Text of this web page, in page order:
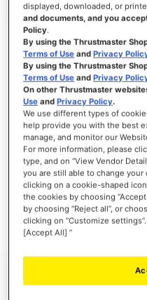
NIEUWE KLANTEN
Het aanmaken van een account heeft
één adres registreren, volgen van
displayed, downloaded, or
and documents, and you
Policy.
By using the Thrustmaster
Terms of Use andPrivacy
By using the Thrustmaster
Terms of Use andPrivacy
On other Thrustmaster
Use andPrivacy Policy.
We use different types of
help provide you with the best
manage, and monitor our
For more information, please
type, and on “View Vendor
you are still able to change
clicking on a cookie-shaped
the cookies by choosing
by choosing “Reject all”, or
clicking on “Customize
[Accept All] ”